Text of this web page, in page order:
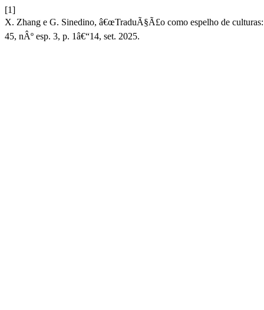
[1]
X. Zhang e G. Sinedino, â€œTraduÃ§Ã£o como espelho de
45, nÂº esp. 3, p. 1â€“14, set. 2025.